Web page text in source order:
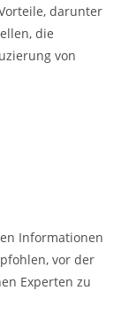
darunter
die
von
Informationen
vor der
Experten zu